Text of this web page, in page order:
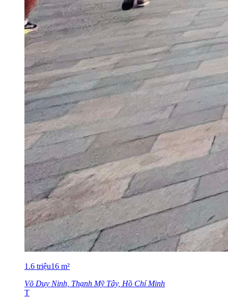
1.6 triệu16 m²
Võ Duy Ninh, Thạnh Mỹ Tây, Hồ Chí Minh
T